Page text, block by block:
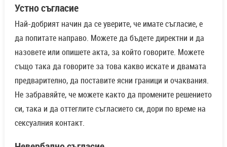
Устно съгласие
Най-добрият начин да се уверите, че имате съгласие, е
да попитате направо. Можете да бъдете директни и да
назовете или опишете акта, за който говорите. Можете
също така да говорите за това какво искате и двамата
предварително, да поставите ясни граници и очаквания.
Не забравяйте, че можете както да промените решението
си, така и да оттеглите съгласието си, дори по време на
сексуалния контакт.